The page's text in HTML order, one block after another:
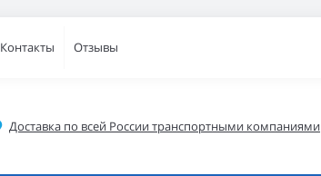
Контакты Отзывы
Доставка по всей России транспортными компаниями